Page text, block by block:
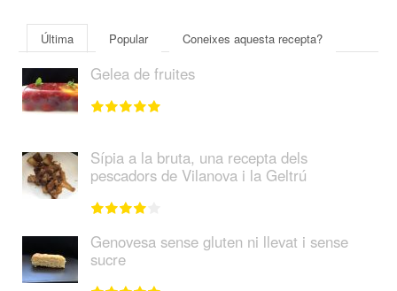
Última Popular Coneixes aquesta recepta?
Gelea de fruites
Sípia a la bruta, una recepta dels
pescadors de Vilanova i la Geltrú
Genovesa sense gluten ni llevat i sense
sucre